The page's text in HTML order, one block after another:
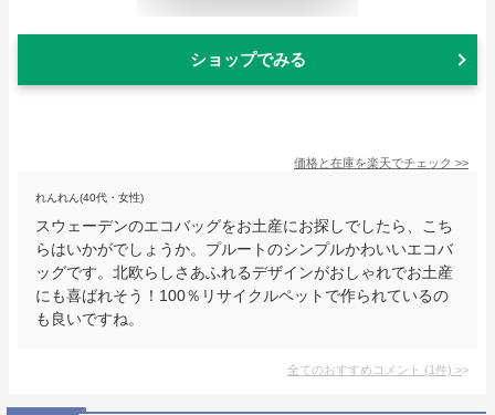
ショップでみる
価格と在庫を楽天でチェック >>
れんれん(40代・女性)
スウェーデンのエコバッグをお土産にお探しでしたら、こち
らはいかがでしょうか。プルートのシンプルかわいいエコバ
ッグです。北欧らしさあふれるデザインがおしゃれでお土産
にも喜ばれそう！100％リサイクルペットで作られているの
も良いですね。
全てのおすすめコメント (1件) >